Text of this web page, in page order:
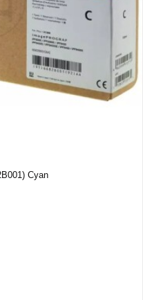
Cyan